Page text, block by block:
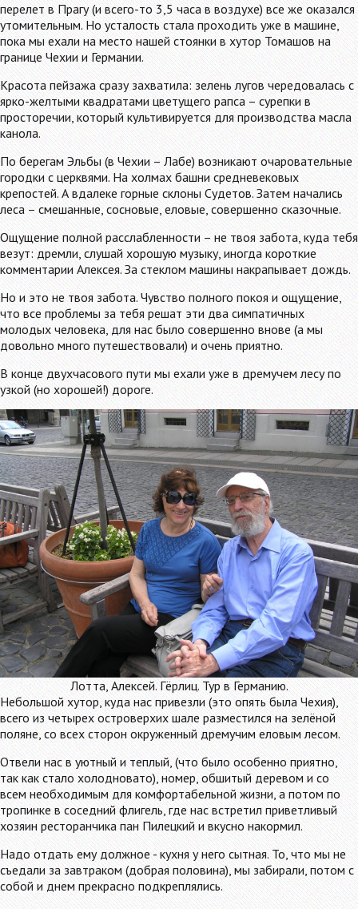
перелет в Прагу (и всего-то 3,5 часа в воздухе) все же оказался
утомительным. Но усталость стала проходить уже в машине,
пока мы ехали на место нашей стоянки в хутор Томашов на
границе Чехии и Германии.
Красота пейзажа сразу захватила: зелень лугов чередовалась с
ярко-желтыми квадратами цветущего рапса – сурепки в
просторечии, который культивируется для производства масла
канола.
По берегам Эльбы (в Чехии – Лабе) возникают очаровательные
городки с церквями. На холмах башни средневековых
крепостей. А вдалеке горные склоны Судетов. Затем начались
леса – смешанные, сосновые, еловые, совершенно сказочные.
Ощущение полной расслабленности – не твоя забота, куда тебя
везут: дремли, слушай хорошую музыку, иногда короткие
комментарии Алексея. За стеклом машины накрапывает дождь.
Но и это не твоя забота. Чувство полного покоя и ощущение,
что все проблемы за тебя решат эти два симпатичных
молодых человека, для нас было совершенно внове (а мы
довольно много путешествовали) и очень приятно.
В конце двухчасового пути мы ехали уже в дремучем лесу по
узкой (но хорошей!) дороге.
Лотта, Алексей. Гёрлиц. Тур в Германию.
Небольшой хутор, куда нас привезли (это опять была Чехия),
всего из четырех островерхих шале разместился на зелёной
поляне, со всех сторон окруженный дремучим еловым лесом.
Отвели нас в уютный и теплый, (что было особенно приятно,
так как стало холодновато), номер, обшитый деревом и со
всем необходимым для комфортабельной жизни, а потом по
тропинке в соседний флигель, где нас встретил приветливый
хозяин ресторанчика пан Пилецкий и вкусно накормил.
Надо отдать ему должное - кухня у него сытная. То, что мы не
съедали за завтраком (добрая половина), мы забирали, потом с
собой и днем прекрасно подкреплялись.